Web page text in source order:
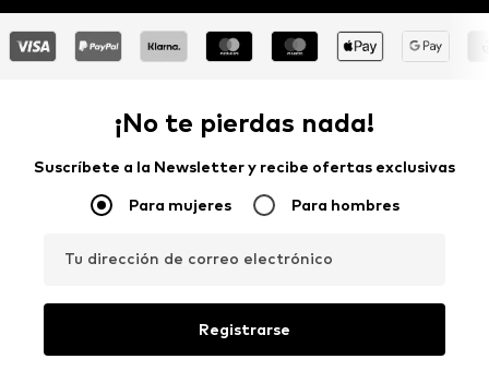
¡No te pierdas nada!
Suscríbete a la Newsletter y recibe ofertas exclusivas
Para mujeres Para hombres
Tu dirección de correo electrónico
Registrarse